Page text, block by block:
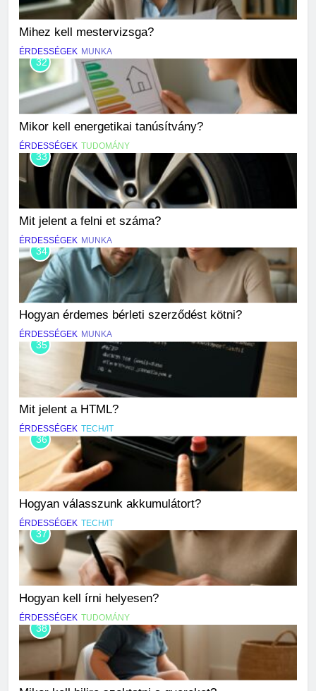
Mihez kell mestervizsga?
ÉRDESSÉGEK MUNKA
32
Mikor kell energetikai tanúsítvány?
ÉRDESSÉGEK TUDOMÁNY
33
Mit jelent a felni et száma?
ÉRDESSÉGEK MUNKA
34
Hogyan érdemes bérleti szerződést kötni?
ÉRDESSÉGEK MUNKA
35
Mit jelent a HTML?
ÉRDESSÉGEK TECH/IT
36
Hogyan válasszunk akkumulátort?
ÉRDESSÉGEK TECH/IT
37
Hogyan kell írni helyesen?
ÉRDESSÉGEK TUDOMÁNY
38